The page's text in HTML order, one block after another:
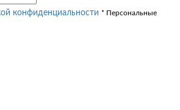
конфиденциальности * Персональные